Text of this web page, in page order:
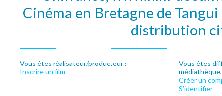
Cinéma en Bretagne de
distribution
Vous êtes réalisateur/producteur :
Inscrire un film
Vous êtes
Créer un
S’identifier